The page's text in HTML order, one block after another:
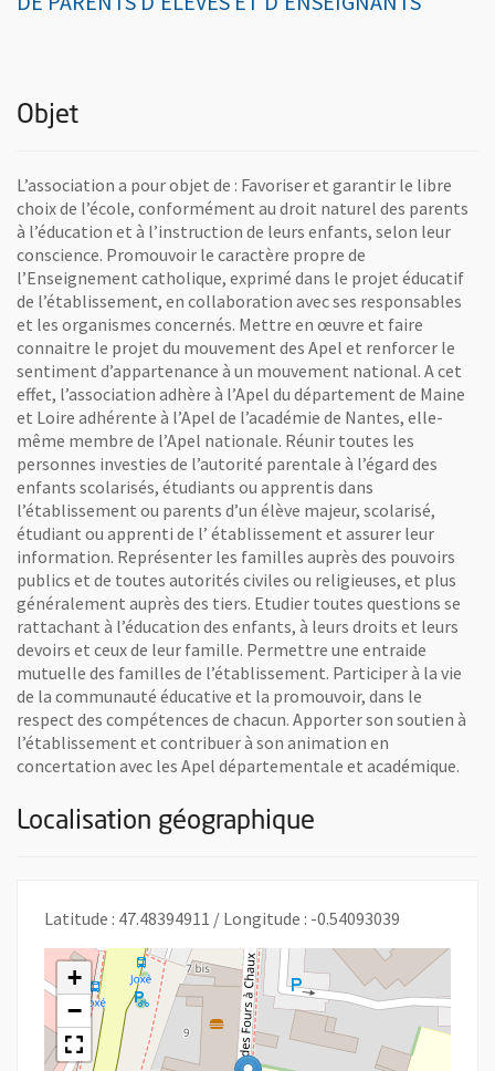
Objet
L’association a pour objet de : Favoriser et garantir le libre
choix de l’école, conformément au droit naturel des parents
à l’éducation et à l’instruction de leurs enfants, selon leur
conscience. Promouvoir le caractère propre de
l’Enseignement catholique, exprimé dans le projet éducatif
de l’établissement, en collaboration avec ses responsables
et les organismes concernés. Mettre en œuvre et faire
connaitre le projet du mouvement des Apel et renforcer le
sentiment d’appartenance à un mouvement national. A cet
effet, l’association adhère à l’Apel du département de Maine
et Loire adhérente à l’Apel de l’académie de Nantes, elle-
même membre de l’Apel nationale. Réunir toutes les
personnes investies de l’autorité parentale à l’égard des
enfants scolarisés, étudiants ou apprentis dans
l’établissement ou parents d’un élève majeur, scolarisé,
étudiant ou apprenti de l’ établissement et assurer leur
information. Représenter les familles auprès des pouvoirs
publics et de toutes autorités civiles ou religieuses, et plus
généralement auprès des tiers. Etudier toutes questions se
rattachant à l’éducation des enfants, à leurs droits et leurs
devoirs et ceux de leur famille. Permettre une entraide
mutuelle des familles de l’établissement. Participer à la vie
de la communauté éducative et la promouvoir, dans le
respect des compétences de chacun. Apporter son soutien à
l’établissement et contribuer à son animation en
concertation avec les Apel départementale et académique.
Localisation géographique
Latitude : 47.48394911 / Longitude : -0.54093039
+
−